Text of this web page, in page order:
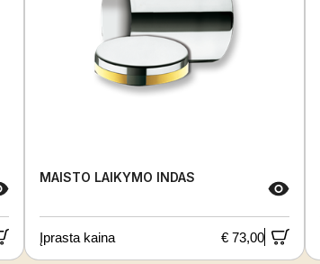
MAISTO LAIKYMO INDAS
Įprasta kaina € 73,00